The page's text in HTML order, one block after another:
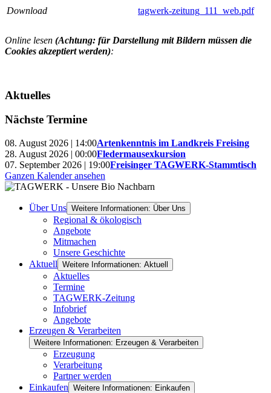
Download
tagwerk-zeitung_111_web.pdf
Online lesen (Achtung: für Darstellung mit Bildern müssen die
Cookies akzeptiert werden):
Aktuelles
Nächste Termine
08. August 2026 | 14:00Artenkenntnis im Landkreis Freising
28. August 2026 | 00:00Fledermausexkursion
07. September 2026 | 19:00Freisinger TAGWERK-Stammtisch
Ganzen Kalender ansehen
Über Uns Weitere Informationen: Über Uns
Regional & ökologisch
Angebote
Mitmachen
Unsere Geschichte
Aktuell Weitere Informationen: Aktuell
Aktuelles
Termine
TAGWERK-Zeitung
Infobrief
Angebote
Erzeugen & Verarbeiten
Weitere Informationen: Erzeugen & Verarbeiten
Erzeugung
Verarbeitung
Partner werden
Einkaufen Weitere Informationen: Einkaufen